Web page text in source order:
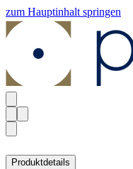
zum Hauptinhalt springen
Produktdetails